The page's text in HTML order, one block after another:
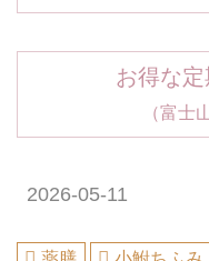
お得な
（富士
2026-05-11